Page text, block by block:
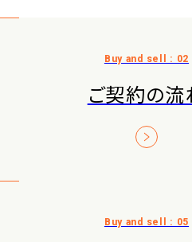
ご契約の流